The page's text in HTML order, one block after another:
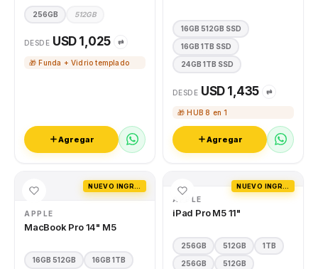
256GB 512GB
DESDE USD 1,025 ⇄
🎁 Funda + Vidrio templado
Agregar
16GB 512GB SSD
16GB 1TB SSD
24GB 1TB SSD
DESDE USD 1,435 ⇄
🎁 HUB 8 en 1
Agregar
APPLE
MacBook Pro 14" M5
16GB 512GB 16GB 1TB
APPLE
iPad Pro M5 11"
256GB 512GB 1TB
256GB 512GB